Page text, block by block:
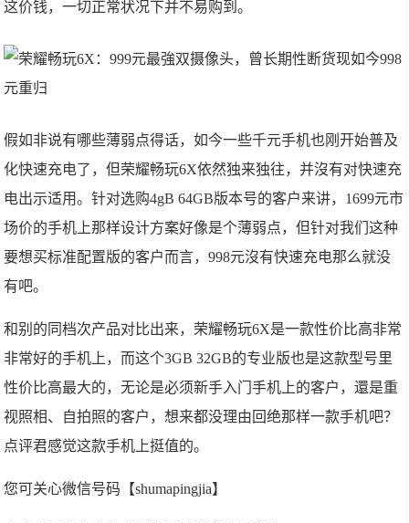
这价钱，一切正常状况下并不易购到。
假如非说有哪些薄弱点得话，如今一些千元手机也刚开始普及
化快速充电了，但荣耀畅玩6X依然独来独往，并沒有对快速充
电出示适用。针对选购4gB 64GB版本号的客户来讲，1699元市
场价的手机上那样设计方案好像是个薄弱点，但针对我们这种
要想买标准配置版的客户而言，998元沒有快速充电那么就没
有吧。
和别的同档次产品对比出来，荣耀畅玩6X是一款性价比高非常
非常好的手机上，而这个3GB 32GB的专业版也是这款型号里
性价比高最大的，无论是必须新手入门手机上的客户，還是重
视照相、自拍照的客户，想来都没理由回绝那样一款手机吧？
点评君感觉这款手机上挺值的。
您可关心微信号码【shumapingjia】